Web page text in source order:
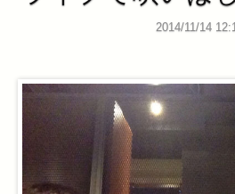
2014/11/14